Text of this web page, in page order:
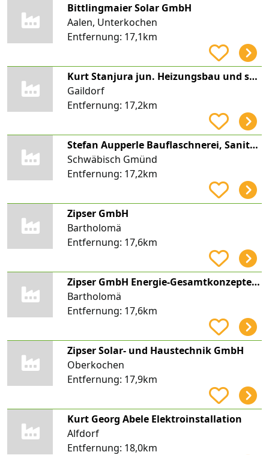
Bittlingmaier Solar GmbH
Aalen, Unterkochen
Entfernung: 17,1km
Kurt Stanjura jun. Heizungsbau und sanitäre Anlagen
Gaildorf
Entfernung: 17,2km
Stefan Aupperle Bauflaschnerei, Sanitäre Anlagen & Dachdeckerarbeiten
Schwäbisch Gmünd
Entfernung: 17,2km
Zipser GmbH
Bartholomä
Entfernung: 17,6km
Zipser GmbH Energie-Gesamtkonzepte: Solar/Elektro/Heizung
Bartholomä
Entfernung: 17,6km
Zipser Solar- und Haustechnik GmbH
Oberkochen
Entfernung: 17,9km
Kurt Georg Abele Elektroinstallation
Alfdorf
Entfernung: 18,0km